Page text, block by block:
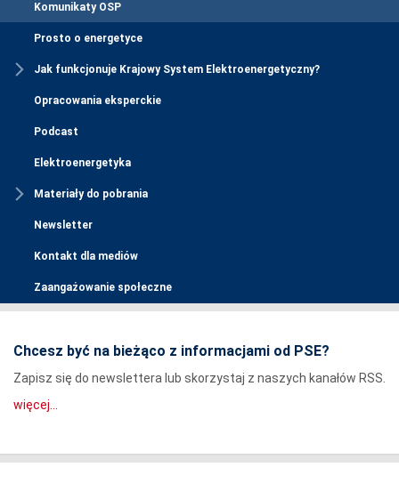
Komunikaty OSP
Prosto o energetyce
Jak funkcjonuje Krajowy System Elektroenergetyczny?
Opracowania eksperckie
Podcast
Elektroenergetyka
Materiały do pobrania
Newsletter
Kontakt dla mediów
Zaangażowanie społeczne
Chcesz być na bieżąco z informacjami od PSE?
Zapisz się do newslettera lub skorzystaj z naszych kanałów RSS.
więcej...